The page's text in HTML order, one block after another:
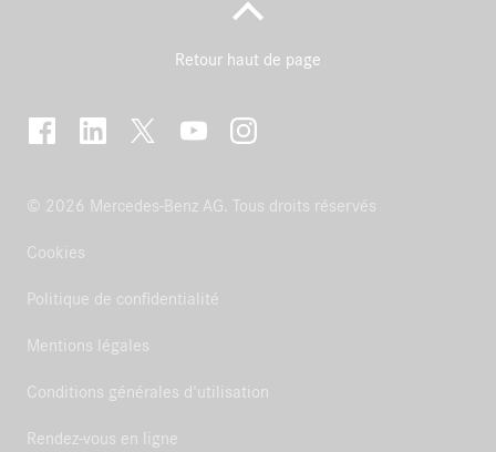
Retour haut de page
© 2026 Mercedes-Benz AG. Tous droits réservés
Cookies
Politique de confidentialité
Mentions légales
Conditions générales d'utilisation
Rendez-vous en ligne